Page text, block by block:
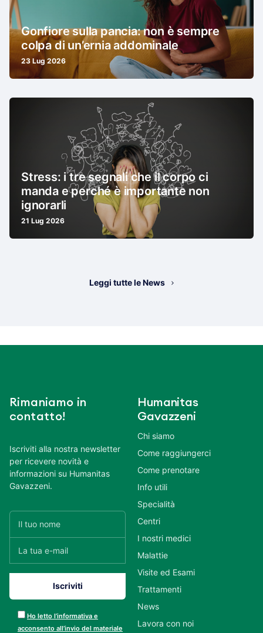
Gonfiore sulla pancia: non è sempre
colpa di un’ernia addominale
23 Lug 2026
Stress: i tre segnali che il corpo ci
manda e perché è importante non
ignorarli
21 Lug 2026
Leggi tutte le News
Rimaniamo in
contatto!
Iscriviti alla nostra newsletter
per ricevere novità e
informazioni su Humanitas
Gavazzeni.
Ho letto l’informativa e
acconsento all’invio del materiale
Humanitas
Gavazzeni
Chi siamo
Come raggiungerci
Come prenotare
Info utili
Specialità
Centri
I nostri medici
Malattie
Visite ed Esami
Trattamenti
News
Lavora con noi